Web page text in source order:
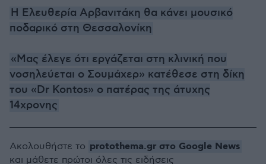
Η Ελευθερία Αρβανιτάκη θα κάνει μουσικό
ποδαρικό στη Θεσσαλονίκη
«Μας έλεγε ότι εργάζεται στη κλινική που
νοσηλεύεται ο Σουμάχερ» κατέθεσε στη δίκη
του «Dr Kontos» ο πατέρας της άτυχης
14χρονης
Ακολουθήστε το protothema.gr στο Google News
και μάθετε πρώτοι όλες τις ειδήσεις